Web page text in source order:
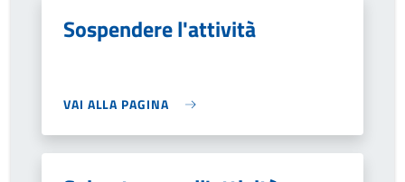
Sospendere l'attività
VAI ALLA PAGINA